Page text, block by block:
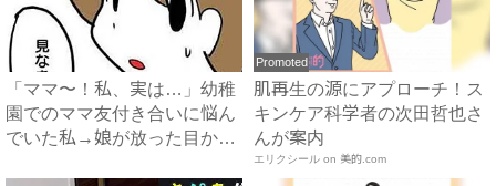
「ママ〜！私、実は…」幼稚
園でのママ友付き合いに悩ん
でいた私→娘が放った目から
Promoted
肌再生の源にアプローチ！ス
キンケア科学者の次田哲也さ
んが案内
エリクシール on 美的.com